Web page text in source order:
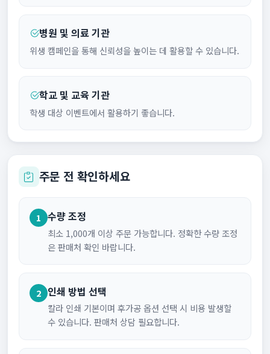
병원 및 의료 기관
위생 캠페인을 통해 신뢰성을 높이는 데 활용할 수 있습니다.
학교 및 교육 기관
학생 대상 이벤트에서 활용하기 좋습니다.
주문 전 확인하세요
1 수량 조정
최소 1,000개 이상 주문 가능합니다. 정확한 수량 조정
은 판매처 확인 바랍니다.
2 인쇄 방법 선택
칼라 인쇄 기본이며 후가공 옵션 선택 시 비용 발생할
수 있습니다. 판매처 상담 필요합니다.